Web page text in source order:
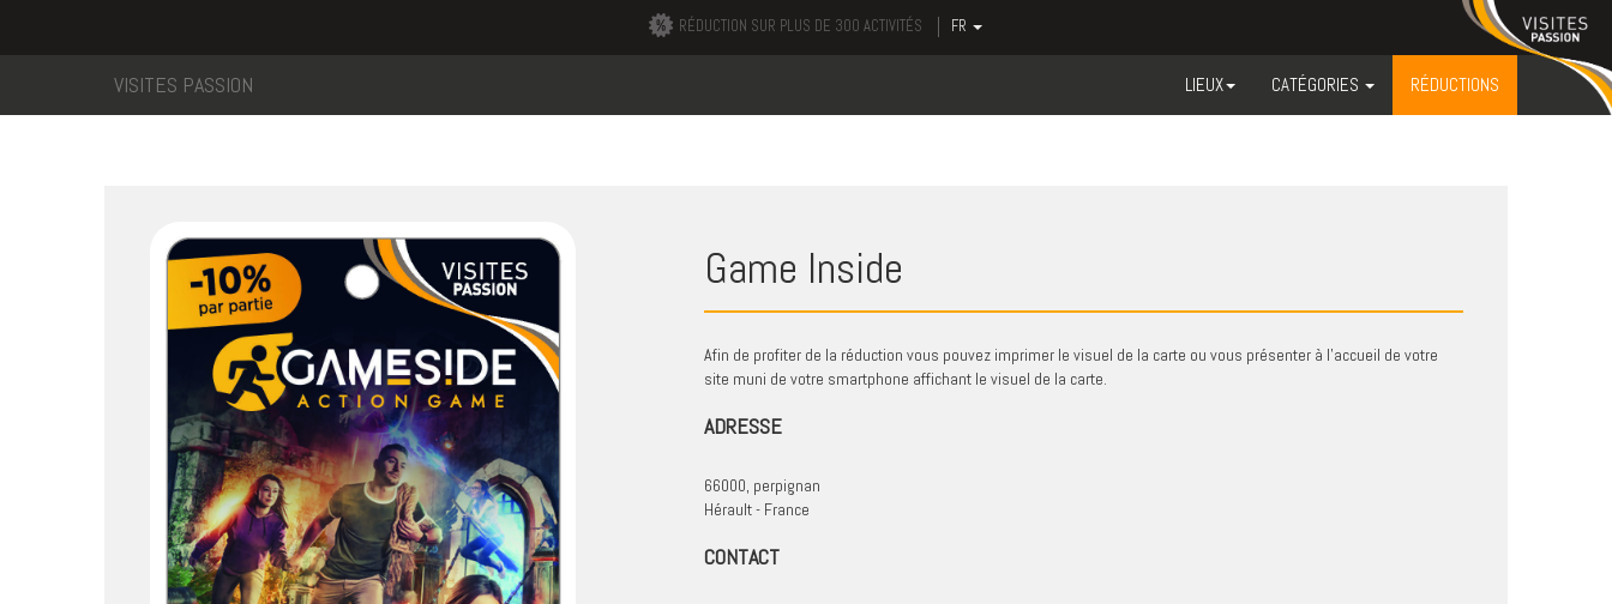
RÉDUCTION SUR PLUS DE 300 ACTIVITÉS FR
VISITES PASSION LIEUX CATÉGORIES RÉDUCTIONS
Game Inside
Afin de profiter de la réduction vous pouvez imprimer le visuel de la carte ou vous présenter à l'accueil de votre
site muni de votre smartphone affichant le visuel de la carte.
ADRESSE
66000, perpignan
Hérault - France
CONTACT